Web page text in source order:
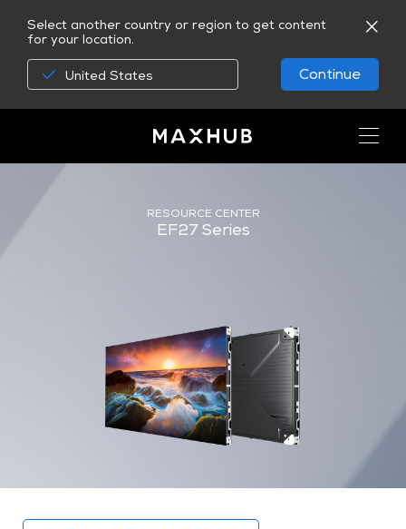
Select another country or region to get content
for your location.
United States Continue
RESOURCE CENTER
EF27 Series